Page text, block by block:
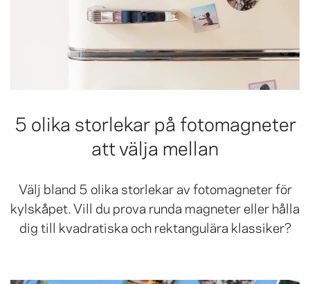
5 olika storlekar på fotomagneter
att välja mellan
Välj bland 5 olika storlekar av fotomagneter för
kylskåpet. Vill du prova runda magneter eller hålla
dig till kvadratiska och rektangulära klassiker?